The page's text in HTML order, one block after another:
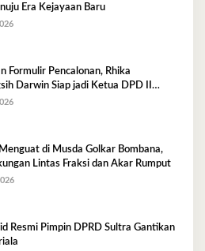
Era Kejayaan Baru
Formulir Pencalonan, Rhika
Darwin Siap jadi Ketua DPD II
di Musda Golkar Bombana,
Lintas Fraksi dan Akar Rumput
Resmi Pimpin DPRD Sultra Gantikan